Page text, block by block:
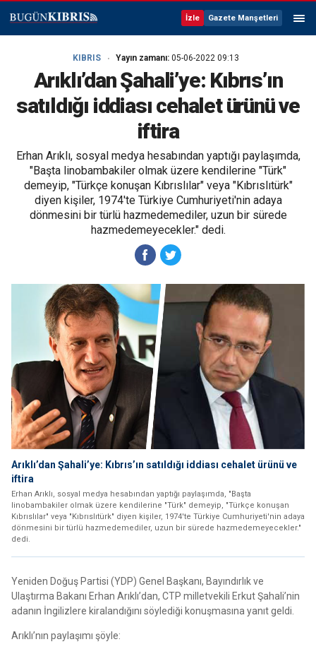
İzle Gazete Manşetleri
KIBRIS Yayın zamanı: 05-06-2022 09:13
Arıklı’dan Şahali’ye: Kıbrıs’ın
satıldığı iddiası cehalet ürünü ve
iftira
Erhan Arıklı, sosyal medya hesabından yaptığı paylaşımda,
"Başta linobambakiler olmak üzere kendilerine "Türk"
demeyip, "Türkçe konuşan Kıbrıslılar" veya "Kıbrıslıtürk"
diyen kişiler, 1974'te Türkiye Cumhuriyeti'nin adaya
dönmesini bir türlü hazmedemediler, uzun bir sürede
hazmedemeyecekler." dedi.
Arıklı’dan Şahali’ye: Kıbrıs’ın satıldığı iddiası cehalet ürünü ve
iftira
Erhan Arıklı, sosyal medya hesabından yaptığı paylaşımda, "Başta
linobambakiler olmak üzere kendilerine "Türk" demeyip, "Türkçe konuşan
Kıbrıslılar" veya "Kıbrıslıtürk" diyen kişiler, 1974'te Türkiye Cumhuriyeti'nin adaya
dönmesini bir türlü hazmedemediler, uzun bir sürede hazmedemeyecekler."
dedi.
Yeniden Doğuş Partisi (YDP) Genel Başkanı, Bayındırlık ve
Ulaştırma Bakanı Erhan Arıklı’dan, CTP milletvekili Erkut Şahali’nin
adanın İngilizlere kiralandığını söylediği konuşmasına yanıt geldi.
Arıklı’nın paylaşımı şöyle: